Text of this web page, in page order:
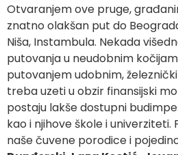
Otvaranjem ove pruge,
znatno olakšan put do
Niša, Instambula. Nekada
putovanja u neudobnim
putovanjem udobnim,
treba uzeti u obzir finansijski
postaju lakše dostupni
kao i njihove škole i
naše čuvene porodice i